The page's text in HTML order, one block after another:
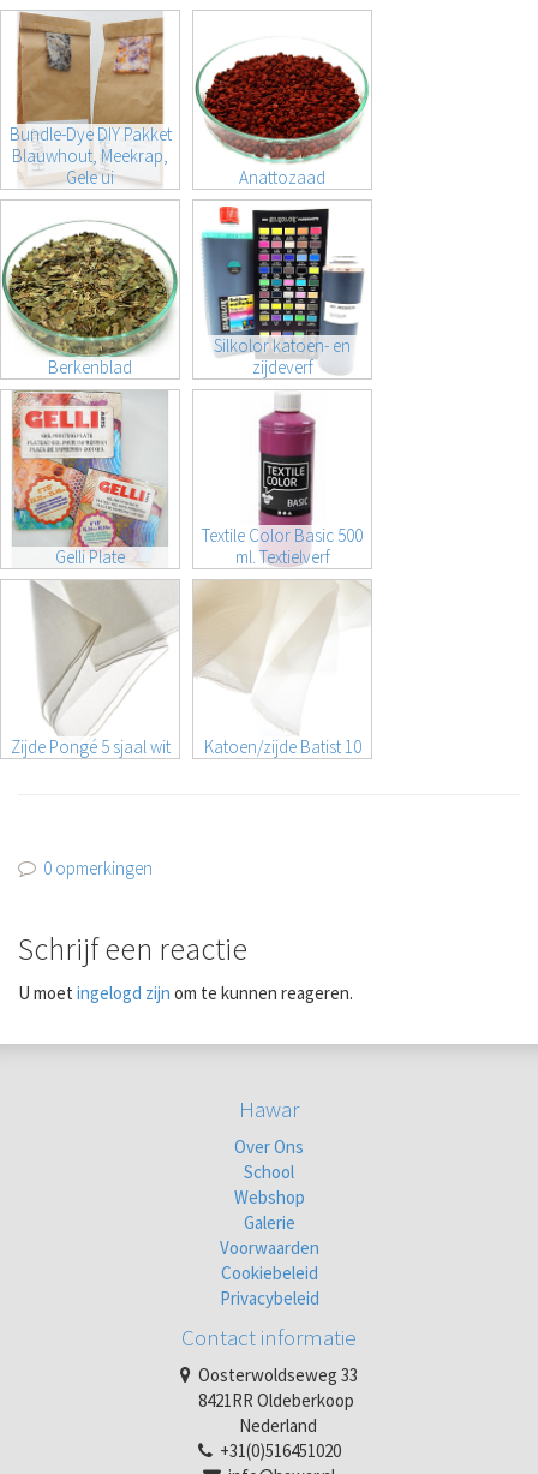
Bundle-Dye DIY Pakket
Blauwhout, Meekrap,
Gele ui
Anattozaad
Berkenblad
Silkolor katoen- en
zijdeverf
Gelli Plate
Textile Color Basic 500
ml. Textielverf
Zijde Pongé 5 sjaal wit Katoen/zijde Batist 10
0 opmerkingen
Schrijf een reactie
U moet ingelogd zijn om te kunnen reageren.
Hawar
Over Ons
School
Webshop
Galerie
Voorwaarden
Cookiebeleid
Privacybeleid
Contact informatie
Oosterwoldseweg 33
8421RR Oldeberkoop
Nederland
+31(0)516451020